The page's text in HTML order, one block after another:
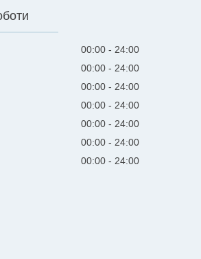
00:00
24:00
00:00
24:00
00:00
24:00
00:00
24:00
00:00
24:00
00:00
24:00
00:00 24:00